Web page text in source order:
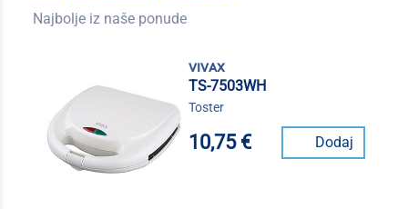
Najbolje iz naše ponude
vivax
TS-7503WH
Toster
10,75 € Dodaj